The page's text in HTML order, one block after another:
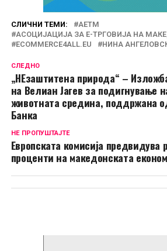
СЛИЧНИ ТЕМИ:
АЕТМ
АСОЦИЈАЦИЈА ЗА Е-ТРГОВИЈА НА
ЕCOMMERCE4ALL.EU
НИНА
СЛЕДНО
„НEзаштитена пpирода“ –
на Велиан Јагев за подигнување
животната средина, поддржана
Банка
НЕ ПРОПУШТАЈТЕ
Европската комисија предвидува
проценти на македонската